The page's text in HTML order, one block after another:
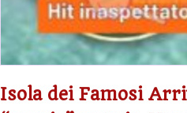
Isola dei Famosi